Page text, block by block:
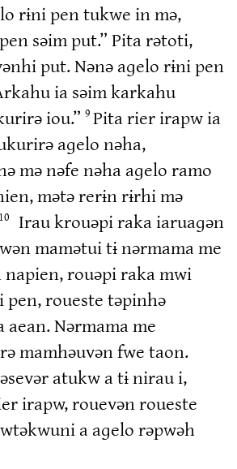
rɨni pen tukwe in mə,
səim put.” Pita rətoti,
put. Nənə aɡelo rɨni pen
ia səim karkahu
iou.” 9 Pita rier irapw ia
aɡelo nəha,
mə nəfe nəha aɡelo ramo
mətə rerɨn rɨrhi mə
10
Irau krouəpi raka iaruaɡən
mamətui tɨ nərmama me
rouəpi raka mwi
pen, roueste təpinhə
aean. Nərmama me
mamhəuvən fwe taon.
atukw a tɨ nirau i,
irapw, rouevən roueste
a aɡelo rəpwəh